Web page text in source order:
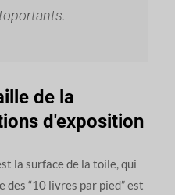
de la
d'exposition
la surface de la toile, qui
des “10 livres par pied” est